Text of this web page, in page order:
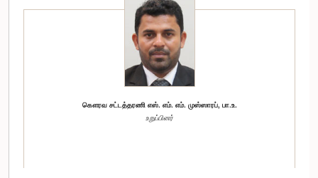
கௌரவ சட்டத்தரணி எஸ். எம். எம். முஸ்ஸாரப், பா.உ.
உறுப்பினர்